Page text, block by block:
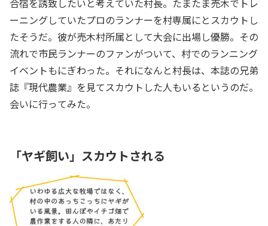
合宿を誘致したいと考えていた村長。たまたま売木でトレ
ーニングしていたプロのランナーを村専属にとスカウトし
たそうだ。彼が売木村所属として大会に出場し優勝。その
流れで市民ランナーのファンがついて、村でのランニング
イベントもにぎわった。それになんと村長は、本誌の兄弟
誌『現代農業』を見てスカウトした人もいるというのだ。
会いに行ってみた。
「ヤギ飼い」スカウトされる